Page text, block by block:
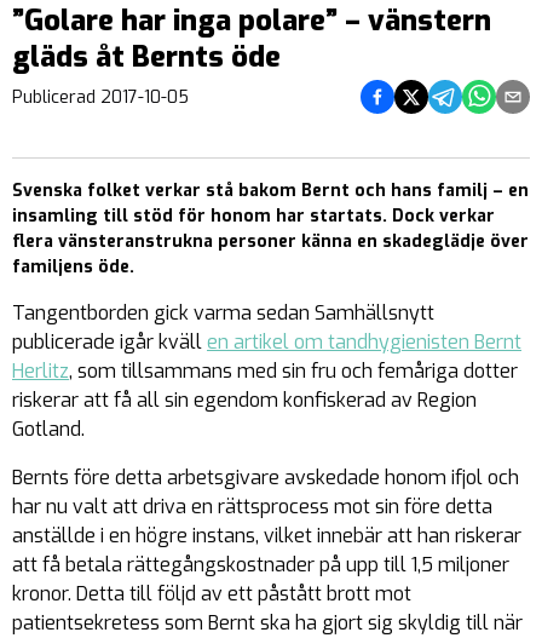
”Golare har inga polare” – vänstern
gläds åt Bernts öde
Publicerad 2017-10-05 Dela på Facebook
Dela på Twitter
Dela påDela på
Dela
Svenska folket verkar stå bakom Bernt och hans familj – en
insamling till stöd för honom har startats. Dock verkar
flera vänsteranstrukna personer känna en skadeglädje över
familjens öde.
Tangentborden gick varma sedan Samhällsnytt
publicerade igår kvällen artikel om tandhygienisten Bernt
Herlitz, som tillsammans med sin fru och femåriga dotter
riskerar att få all sin egendom konfiskerad av Region
Gotland.
Bernts före detta arbetsgivare avskedade honom ifjol och
har nu valt att driva en rättsprocess mot sin före detta
anställde i en högre instans, vilket innebär att han riskerar
att få betala rättegångskostnader på upp till 1,5 miljoner
kronor. Detta till följd av ett påstått brott mot
patientsekretess som Bernt ska ha gjort sig skyldig till när